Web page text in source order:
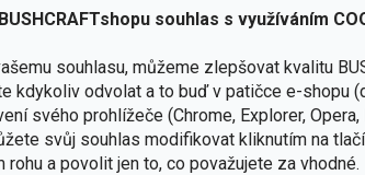
souhlas s využíváním
souhlasu, můžeme zlepšovat kvalitu
kdykoliv odvolat a to buď v patičce e-shopu
svého prohlížeče (Chrome, Explorer,
svůj souhlas modifikovat kliknutím na
rohu a povolit jen to, co považujete za vhodné.
Do košíku
lehká a obratná mačeta z oceli
a celkové délce 42,6 cm.
skladem -
(1 ks)
2 299
Velmi
1075 a